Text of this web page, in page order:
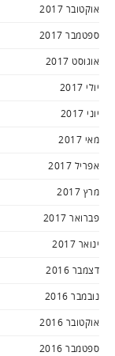
אוקטובר 2017
ספטמבר 2017
אוגוסט 2017
יולי 2017
יוני 2017
מאי 2017
אפריל 2017
מרץ 2017
פברואר 2017
ינואר 2017
דצמבר 2016
נובמבר 2016
אוקטובר 2016
ספטמבר 2016